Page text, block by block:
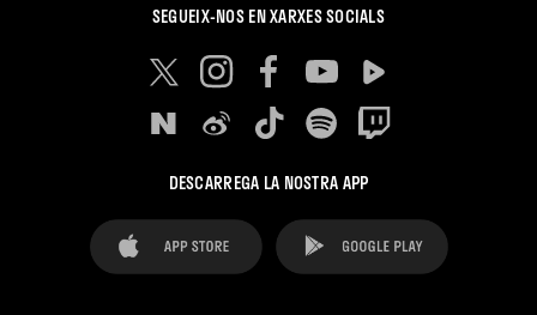
SEGUEIX-NOS EN XARXES SOCIALS
DESCARREGA LA NOSTRA APP